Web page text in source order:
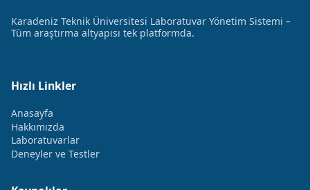
Karadeniz Teknik Üniversitesi Laboratuvar Yönetim Sistemi –
Tüm araştırma altyapısı tek platformda.
Hızlı Linkler
Anasayfa
Hakkımızda
Laboratuvarlar
Deneyler ve Testler